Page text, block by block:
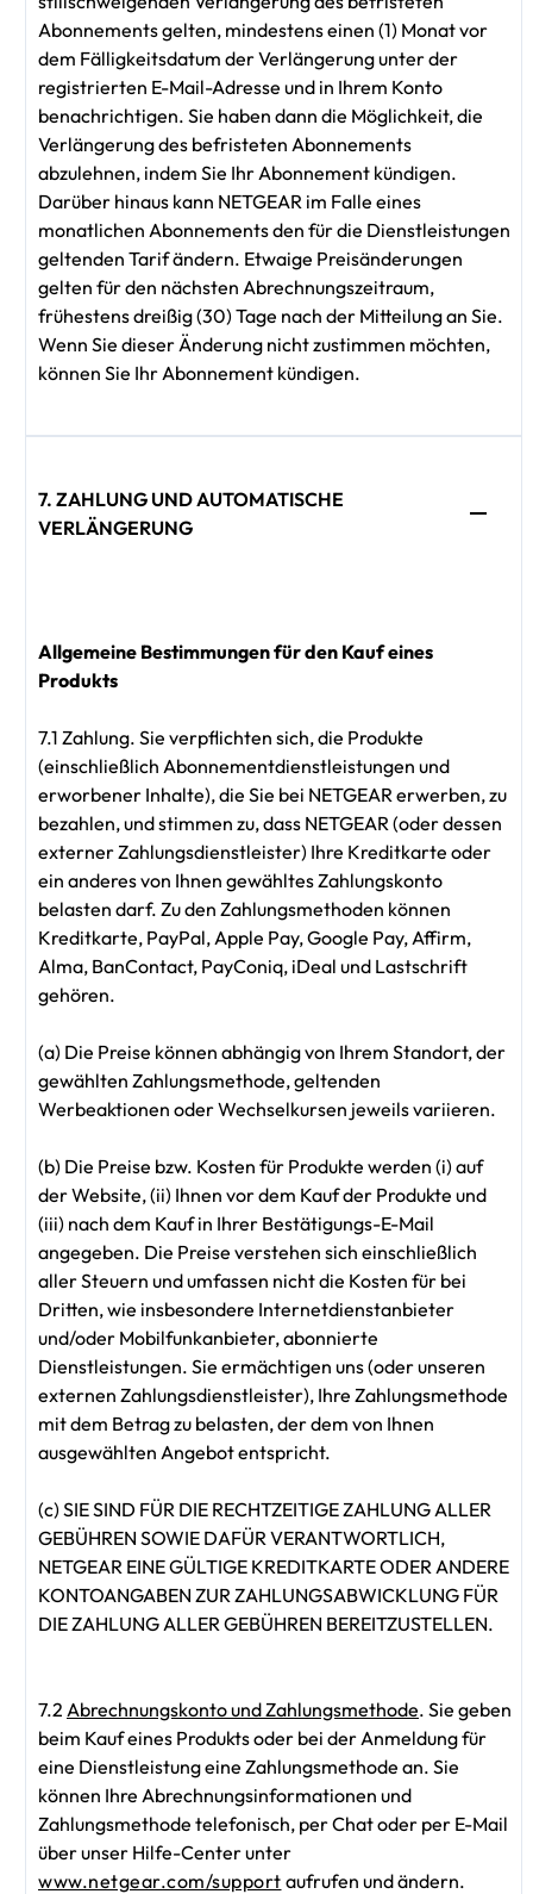
Abonnements gelten, mindestens einen (1) Monat vor
dem Fälligkeitsdatum der Verlängerung unter der
registrierten E-Mail-Adresse und in Ihrem Konto
benachrichtigen. Sie haben dann die Möglichkeit, die
Verlängerung des befristeten Abonnements
abzulehnen, indem Sie Ihr Abonnement kündigen.
Darüber hinaus kann NETGEAR im Falle eines
monatlichen Abonnements den für die Dienstleistungen
geltenden Tarif ändern. Etwaige Preisänderungen
gelten für den nächsten Abrechnungszeitraum,
frühestens dreißig (30) Tage nach der Mitteilung an Sie.
Wenn Sie dieser Änderung nicht zustimmen möchten,
können Sie Ihr Abonnement kündigen.
7. ZAHLUNG UND AUTOMATISCHE
VERLÄNGERUNG
Allgemeine Bestimmungen für den Kauf eines
Produkts
7.1 Zahlung. Sie verpflichten sich, die Produkte
(einschließlich Abonnementdienstleistungen und
erworbener Inhalte), die Sie bei NETGEAR erwerben, zu
bezahlen, und stimmen zu, dass NETGEAR (oder dessen
externer Zahlungsdienstleister) Ihre Kreditkarte oder
ein anderes von Ihnen gewähltes Zahlungskonto
belasten darf. Zu den Zahlungsmethoden können
Kreditkarte, PayPal, Apple Pay, Google Pay, Affirm,
Alma, BanContact, PayConiq, iDeal und Lastschrift
gehören.
(a) Die Preise können abhängig von Ihrem Standort, der
gewählten Zahlungsmethode, geltenden
Werbeaktionen oder Wechselkursen jeweils variieren.
(b) Die Preise bzw. Kosten für Produkte werden (i) auf
der Website, (ii) Ihnen vor dem Kauf der Produkte und
(iii) nach dem Kauf in Ihrer Bestätigungs-E-Mail
angegeben. Die Preise verstehen sich einschließlich
aller Steuern und umfassen nicht die Kosten für bei
Dritten, wie insbesondere Internetdienstanbieter
und/oder Mobilfunkanbieter, abonnierte
Dienstleistungen. Sie ermächtigen uns (oder unseren
externen Zahlungsdienstleister), Ihre Zahlungsmethode
mit dem Betrag zu belasten, der dem von Ihnen
ausgewählten Angebot entspricht.
(c) SIE SIND FÜR DIE RECHTZEITIGE ZAHLUNG ALLER
GEBÜHREN SOWIE DAFÜR VERANTWORTLICH,
NETGEAR EINE GÜLTIGE KREDITKARTE ODER ANDERE
KONTOANGABEN ZUR ZAHLUNGSABWICKLUNG FÜR
DIE ZAHLUNG ALLER GEBÜHREN BEREITZUSTELLEN.
7.2 Abrechnungskonto und Zahlungsmethode. Sie geben
beim Kauf eines Produkts oder bei der Anmeldung für
eine Dienstleistung eine Zahlungsmethode an. Sie
können Ihre Abrechnungsinformationen und
Zahlungsmethode telefonisch, per Chat oder per E-Mail
über unser Hilfe-Center unter
www.netgear.com/support aufrufen und ändern.